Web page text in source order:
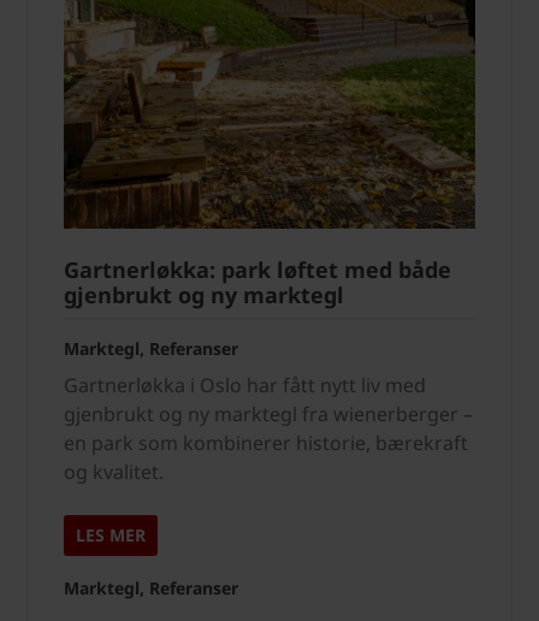
Gartnerløkka: park løftet med både
gjenbrukt og ny marktegl
Marktegl, Referanser
Gartnerløkka i Oslo har fått nytt liv med
gjenbrukt og ny marktegl fra wienerberger –
en park som kombinerer historie, bærekraft
og kvalitet.
LES MER
Marktegl, Referanser